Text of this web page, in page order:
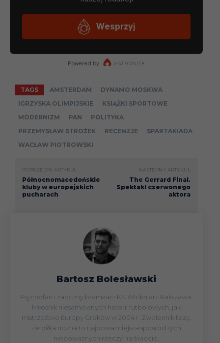
TAGS AMSTERDAM
DYNAMO MOSKWA
IGRZYSKA OLIMPIJSKIE
KSIĄŻKI SPORTOWE
MODERNIZM
PAN
POLITYKA
PRZEMYSŁAW STROŻEK
RECENZJE
SPARTAKIADA
WACŁAW PIOTROWSKI
POPRZEDNI ARTYKUŁ
Północnomacedońskie
kluby w europejskich
pucharach
NASTĘPNY ARTYKUŁ
The Gerrard Final.
Spektakl czerwonego
aktora
Bartosz Bolesławski
Psychofan i zaoczny bramkarz KS Włókniarz Rakszawa.
Miłośnik niesamowitych historii futbolowych, jak
mistrzostwo Europy Greków w 2004 r. Zwolennik tezy,
że piłka nożna to najpoważniejsza spośród tych
niepoważnych rzeczy na świecie.